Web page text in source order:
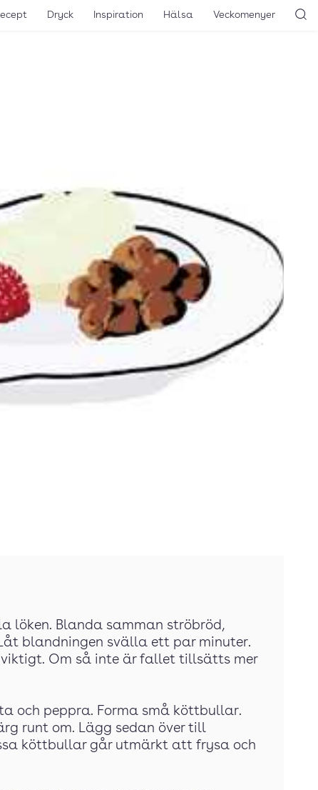
Dryck Inspiration Hälsa Veckomenyer
löken. Blanda samman ströbröd,
blandningen svälla ett par minuter.
Om så inte är fallet tillsätts mer
och peppra. Forma små köttbullar.
runt om. Lägg sedan över till
köttbullar går utmärkt att frysa och